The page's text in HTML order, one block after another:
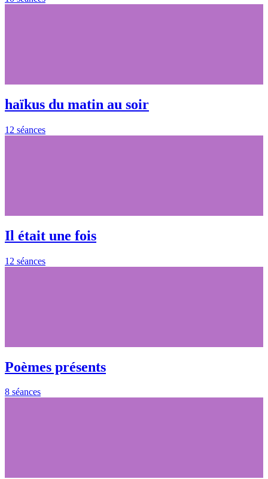
haïkus du matin au soir
12 séances
Il était une fois
12 séances
Poèmes présents
8 séances